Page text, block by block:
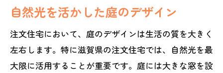
自然光を活かした庭のデザイン
注文住宅において、庭のデザインは生活の質を大きく
左右します。特に滋賀県の注文住宅では、自然光を最
大限に活用することが重要です。庭には大きな窓を設